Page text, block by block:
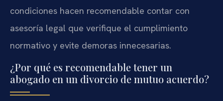
condiciones hacen recomendable contar con
asesoría legal que verifique el cumplimiento
normativo y evite demoras innecesarias.
¿Por qué es recomendable tener un
abogado en un divorcio de mutuo acuerdo?